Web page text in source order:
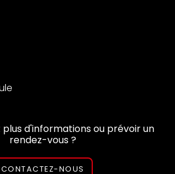
plus d'informations ou prévoir un
rendez-vous ?
CONTACTEZ-NOUS